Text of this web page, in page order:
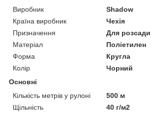
Виробник
Shadow
Країна виробник
Чехія
Призначення
Для розсади
Матеріал
Поліетилен
Форма
Кругла
Колір
Чорний
Основні
Кількість метрів у рулоні
500 м
Щільність
40 г/м2